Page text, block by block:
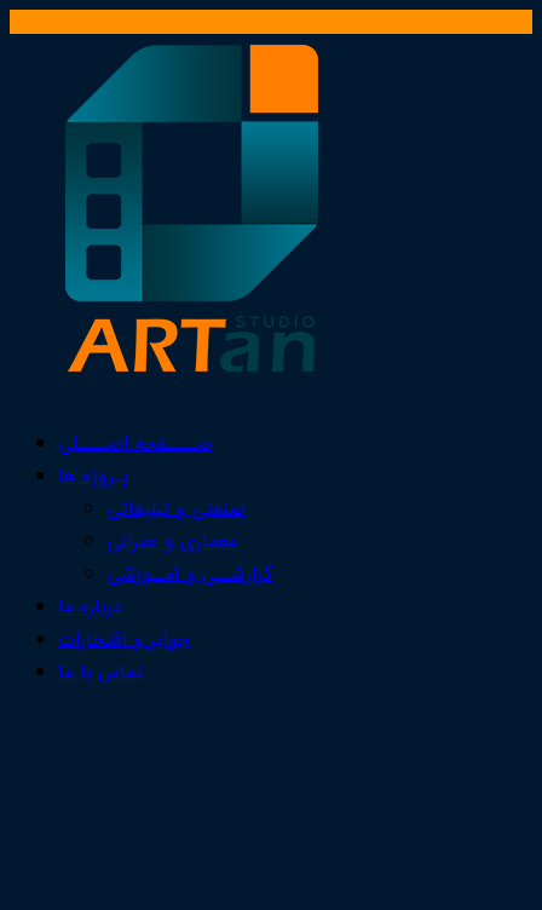
صــــفحه اصــــلی
پـروژه ها
صنعتی و تبلیغاتی
معماری و عمرانی
گزارشــی و آمــوزشی
درباره ما
جوایز و افتخارات
تماس با ما